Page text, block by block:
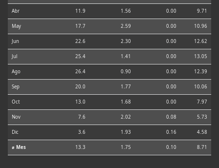
Abr 11.9 1.56 0.00 9.71
May 17.7 2.59 0.00 10.96
Jun 22.6 2.30 0.00 12.62
Jul 25.4 1.41 0.00 13.05
Ago 26.4 0.90 0.00 12.39
Sep 20.0 1.77 0.00 10.06
Oct 13.0 1.68 0.00 7.97
Nov 7.6 2.02 0.08 5.73
Dic 3.6 1.93 0.16 4.58
⌀ Mes 13.3 1.75 0.10 8.71